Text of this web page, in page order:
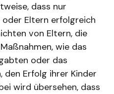
dass nur
Eltern erfolgreich
von Eltern, die
wie das
oder das
den Erfolg ihrer Kinder
wird übersehen, dass